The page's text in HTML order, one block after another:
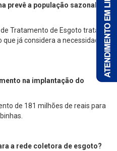
prevê a população sazonal
Tratamento de Esgoto tratará
já considera a necessidade
na implantação do
de 181 milhões de reais para
a rede coletora de esgoto?